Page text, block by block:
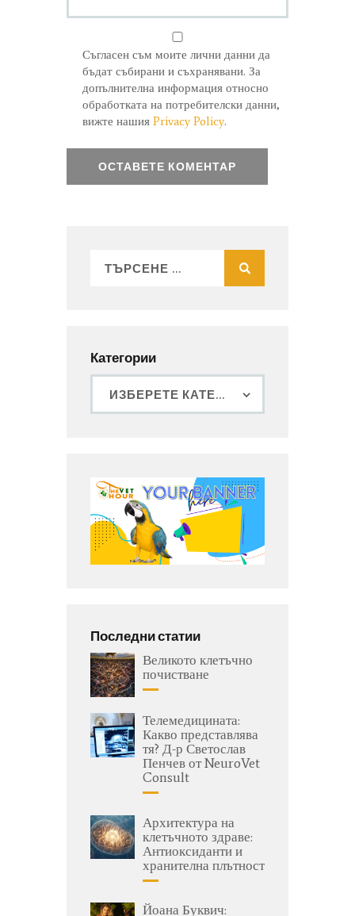
Съгласен съм моите лични данни да
бъдат събирани и съхранявани. За
допълнителна информация относно
обработката на потребителски данни,
вижте нашияPrivacy Policy.
Категории
Последни статии
Великото клетъчно
почистване
Телемедицината:
Какво представлява
тя? Д-р Светослав
Пенчев от NeuroVet
Consult
Архитектура на
клетъчното здраве:
Антиоксиданти и
хранителна плътност
Йоана Буквич: